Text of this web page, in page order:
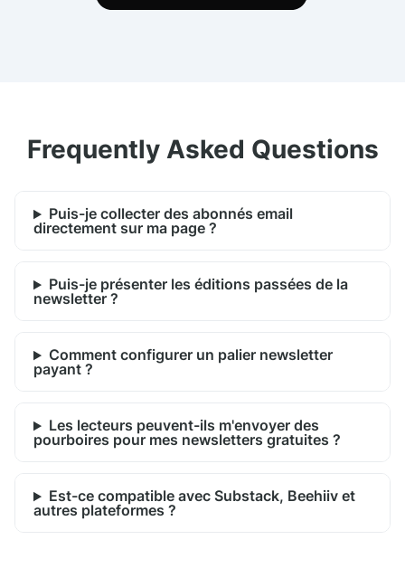
Frequently Asked Questions
Puis-je collecter des abonnés email
directement sur ma page ?
Puis-je présenter les éditions passées de la
newsletter ?
Comment configurer un palier newsletter
payant ?
Les lecteurs peuvent-ils m'envoyer des
pourboires pour mes newsletters gratuites ?
Est-ce compatible avec Substack, Beehiiv et
autres plateformes ?